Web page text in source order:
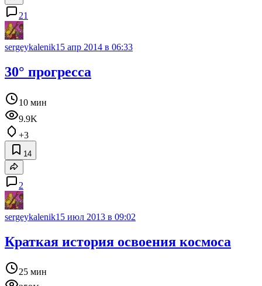
21
sergeykalenik15 апр 2014 в 06:33
30° прогресса
10 мин
9.9K
+3
14
2
sergeykalenik15 июл 2013 в 09:02
Краткая история освоения космоса
25 мин